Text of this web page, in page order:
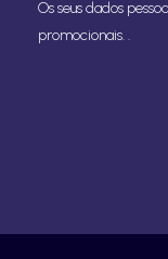
Os seus dados
promocionais. .